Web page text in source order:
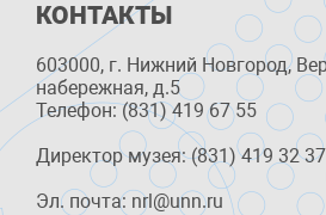
КОНТАКТЫ
603000, г. Нижний Новгород,
набережная, д.5
Телефон: (831) 419 67 55
Директор музея: (831) 419 32 37
Эл. почта: nrl@unn.ru